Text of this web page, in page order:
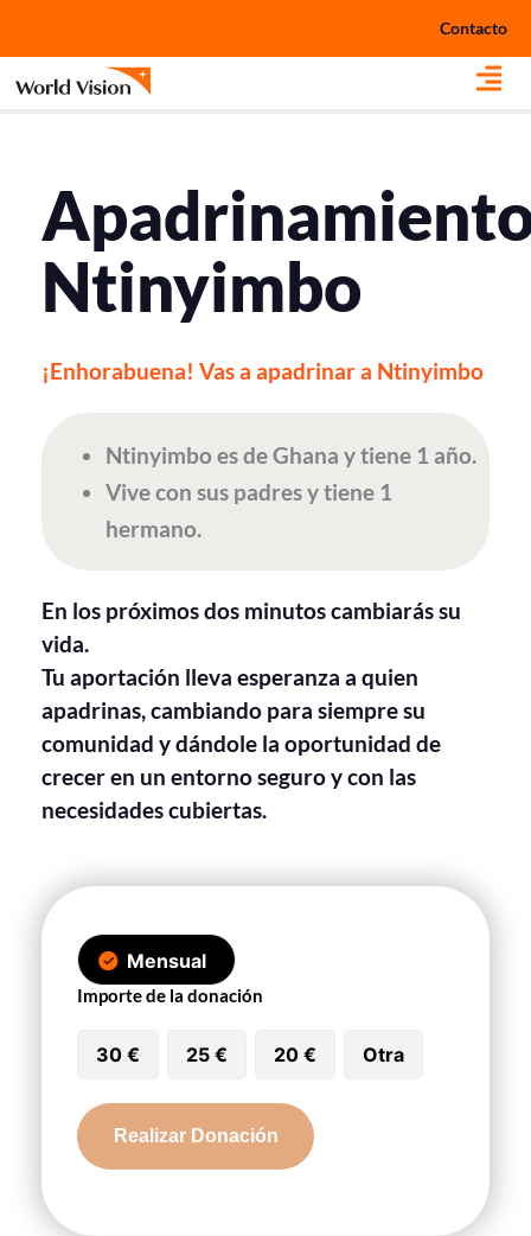
Contacto
Ntinyimbo
¡Enhorabuena! Vas a apadrinar a Ntinyimbo
Ntinyimbo es de Ghana y tiene 1 año.
Vive con sus padres y tiene 1
hermano.
En los próximos dos minutos cambiarás su
vida.
Tu aportación lleva esperanza a quien
apadrinas, cambiando para siempre su
comunidad y dándole la oportunidad de
crecer en un entorno seguro y con las
necesidades cubiertas.
Mensual
Importe de la donación
30 € 25 € 20 € Otra
Ntinyimbo
cantidadRealizar Donación